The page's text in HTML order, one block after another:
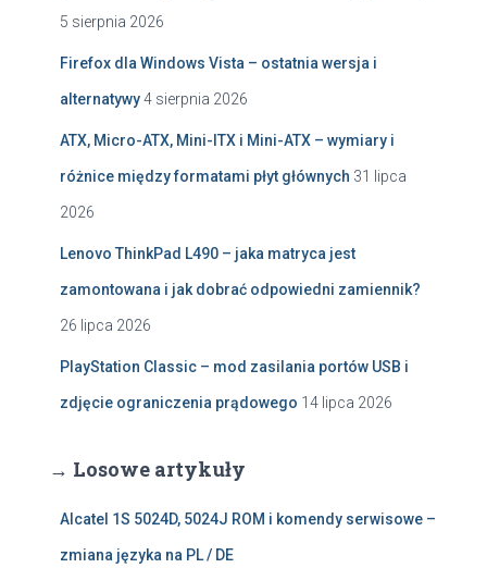
5 sierpnia 2026
Firefox dla Windows Vista – ostatnia wersja i
alternatywy4 sierpnia 2026
ATX, Micro-ATX, Mini-ITX i Mini-ATX – wymiary i
różnice między formatami płyt głównych 31 lipca
2026
Lenovo ThinkPad L490 – jaka matryca jest
zamontowana i jak dobrać odpowiedni zamiennik?
26 lipca 2026
PlayStation Classic – mod zasilania portów USB i
zdjęcie ograniczenia prądowego 14 lipca 2026
→ Losowe artykuły
Alcatel 1S 5024D, 5024J ROM i komendy serwisowe –
zmiana języka na PL / DE